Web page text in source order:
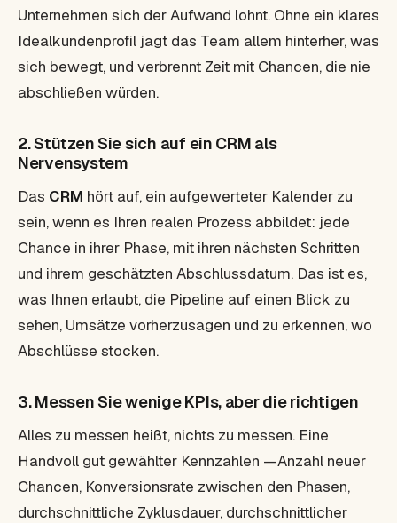
Unternehmen sich der Aufwand lohnt. Ohne ein klares
Idealkundenprofil jagt das Team allem hinterher, was
sich bewegt, und verbrennt Zeit mit Chancen, die nie
abschließen würden.
2. Stützen Sie sich auf ein CRM als
Nervensystem
Das CRM hört auf, ein aufgewerteter Kalender zu
sein, wenn es Ihren realen Prozess abbildet: jede
Chance in ihrer Phase, mit ihren nächsten Schritten
und ihrem geschätzten Abschlussdatum. Das ist es,
was Ihnen erlaubt, die Pipeline auf einen Blick zu
sehen, Umsätze vorherzusagen und zu erkennen, wo
Abschlüsse stocken.
3. Messen Sie wenige KPIs, aber die richtigen
Alles zu messen heißt, nichts zu messen. Eine
Handvoll gut gewählter Kennzahlen —Anzahl neuer
Chancen, Konversionsrate zwischen den Phasen,
durchschnittliche Zyklusdauer, durchschnittlicher